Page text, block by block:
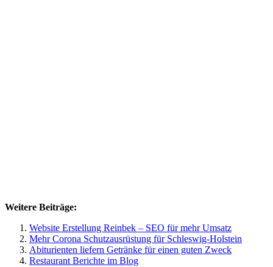
Weitere Beiträge:
Website Erstellung Reinbek – SEO für mehr Umsatz
Mehr Corona Schutzausrüstung für Schleswig-Holstein
Abiturienten liefern Getränke für einen guten Zweck
Restaurant Berichte im Blog